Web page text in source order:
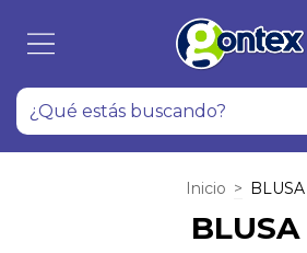
Inicio > BLUSA
BLUSA